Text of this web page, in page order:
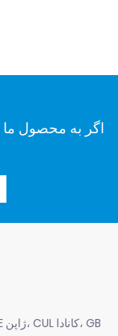
اگر به محصول ما